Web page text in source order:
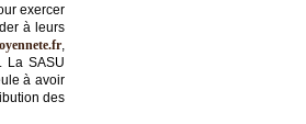
exercer
à leurs
La SASU
à avoir
des